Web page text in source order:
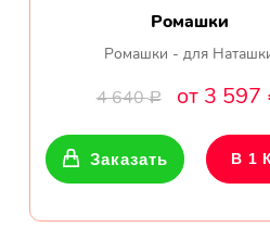
Ромашки
Ромашки - для
4 640Р от 3 597
Заказать В 1